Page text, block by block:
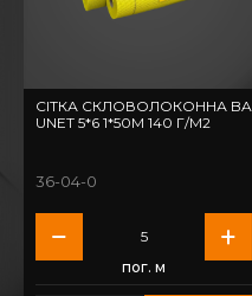
СІТКА СКЛОВОЛОКОННА BA
UNET 5*6 1*50М 140 Г/М2
36-04-0
пог. м